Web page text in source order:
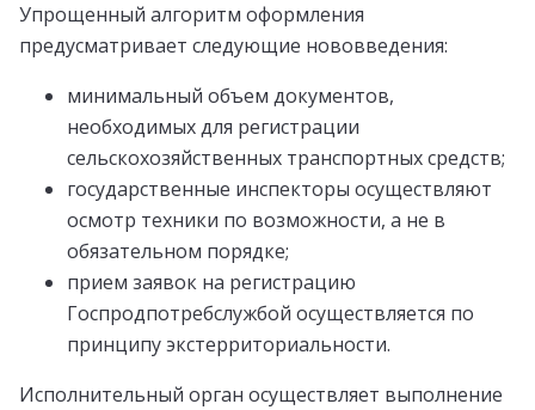
Упрощенный алгоритм оформления
предусматривает следующие нововведения:
минимальный объем документов,
необходимых для регистрации
сельскохозяйственных транспортных средств;
государственные инспекторы осуществляют
осмотр техники по возможности, а не в
обязательном порядке;
прием заявок на регистрацию
Госпродпотребслужбой осуществляется по
принципу экстерриториальности.
Исполнительный орган осуществляет выполнение